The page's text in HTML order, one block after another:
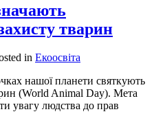
тварин
in Екоосвіта
нашої планети святкують
(World Animal Day). Мета
увагу людства до прав